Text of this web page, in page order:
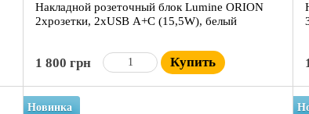
Накладной розеточный блок Lumine ORION
2xрозетки, 2xUSB A+C (15,5W), белый
1 800 грн Купить
Новинка